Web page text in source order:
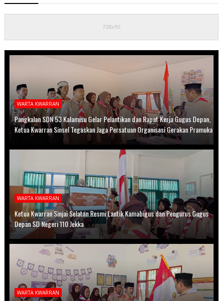
WARTA KWARRAN
Pangkalan SDN 53 Kalamisu Gelar Pelantikan dan Rapat Kerja Gugus Depan,
Ketua Kwarran Sinsel Tegaskan Jaga Persatuan Organisasi Gerakan Pramuka
WARTA KWARRAN
Ketua Kwarran Sinjai Selatan Resmi Lantik Kamabigus dan Pengurus Gugus
Depan SD Negeri 110 Jekka
WARTA KWARRAN